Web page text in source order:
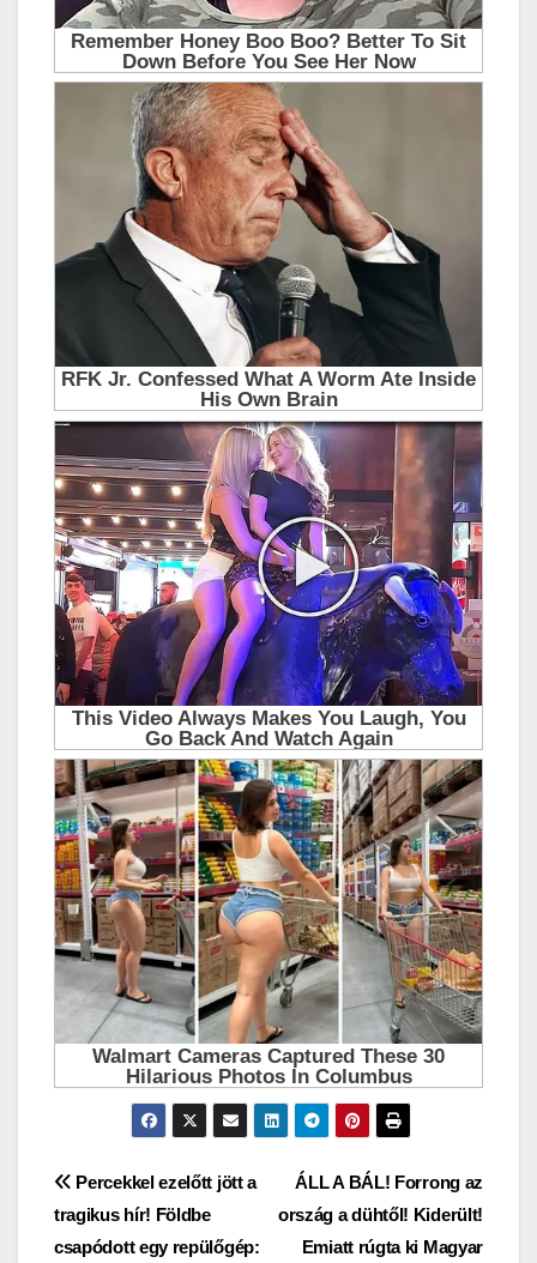
Bejegyzés
navigáció
ÁLL A BÁL! Forrong az
ország a dühtől! Kiderült!
Emiatt rúgta ki Magyar
Percekkel ezelőtt jött a
tragikus hír! Földbe
csapódott egy repülőgép: